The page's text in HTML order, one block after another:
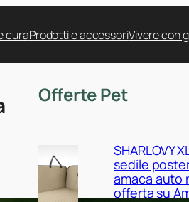
curaProdotti e accessoriVivere con
Offerte Pet
SHARLOVY
sedile
amaca auto
offerta su